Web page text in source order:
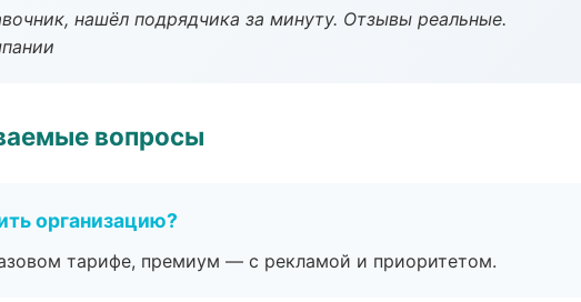
нашёл подрядчика за минуту. Отзывы реальные.
вопросы
организацию?
тарифе, премиум — с рекламой и приоритетом.